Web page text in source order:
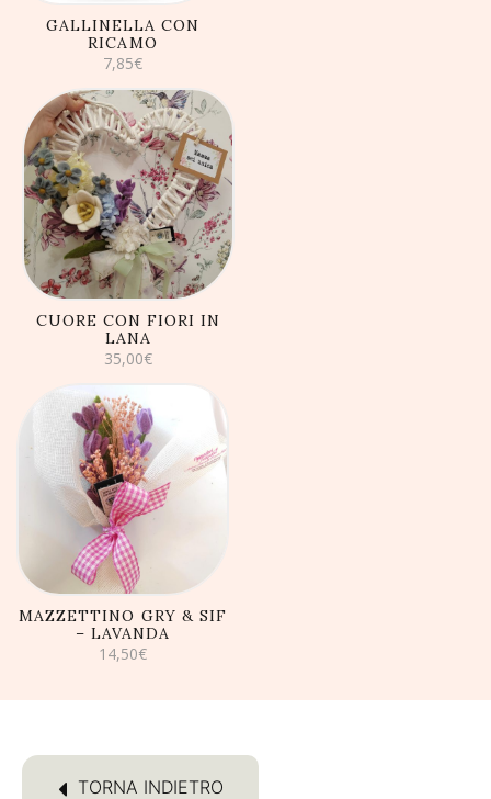
GALLINELLA CON
RICAMO
7,85€
AGGIUNGI AL
CARRELLO
CUORE CON FIORI IN
LANA
35,00€
AGGIUNGI AL
CARRELLO
MAZZETTINO GRY & SIF
– LAVANDA
14,50€
TORNA INDIETRO